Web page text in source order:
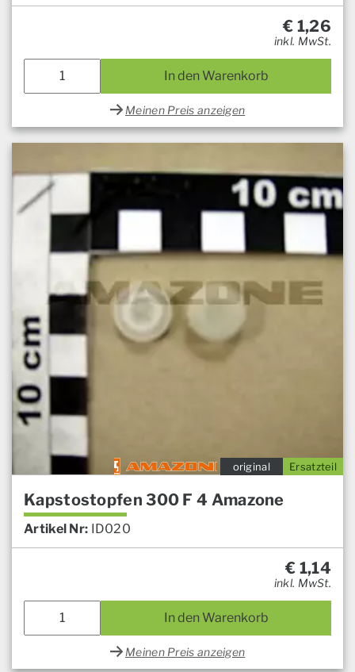
€ 1,26
inkl. MwSt.
In den Warenkorb
Meinen Preis anzeigen
Ersatzteil
original
Kapstostopfen 300 F 4 Amazone
Artikel Nr: ID020
€ 1,14
inkl. MwSt.
In den Warenkorb
Meinen Preis anzeigen